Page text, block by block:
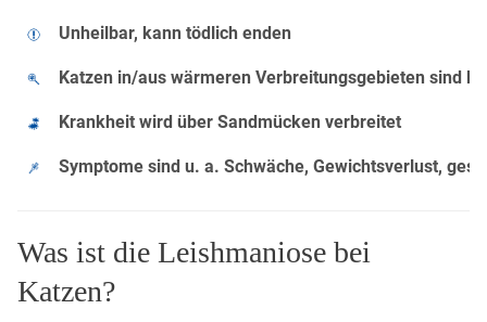
Unheilbar, kann tödlich enden
Katzen in/aus wärmeren Verbreitungsgebieten sind
Krankheit wird über Sandmücken verbreitet
Symptome sind u. a. Schwäche, Gewichtsverlust,
Was ist die Leishmaniose bei
Katzen?